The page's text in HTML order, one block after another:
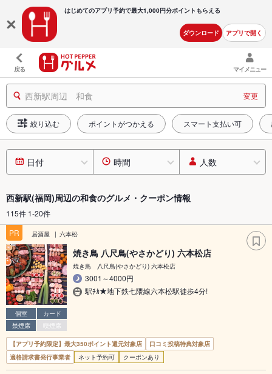
はじめてのアプリ予約で最大1,000円分ポイントもらえる
ダウンロード アプリで開く
戻る マイメニュー
西新駅周辺 和食 変更
絞り込む ポイントがつかえる スマート支払い可
日付 時間 人数
西新駅(福岡)周辺の和食のグルメ・クーポン情報
115件 1-20件
PR
居酒屋 六本松
個室
カード
禁煙席
喫煙席
焼き鳥 八尺鳥(やさかどり) 六本松店
焼き鳥 八尺鳥(やさかどり) 六本松店
3001～4000円
駅ﾁｶ★地下鉄七隈線六本松駅徒歩4分!
【アプリ予約限定】最大350ポイント還元対象店
口コミ投稿特典対象店
適格請求書発行事業者
ネット予約可 クーポンあり